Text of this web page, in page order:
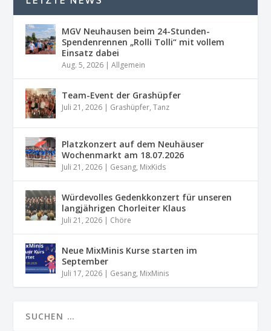
MGV Neuhausen beim 24-Stunden-
Spendenrennen „Rolli Tolli“ mit vollem
Einsatz dabei
Aug. 5, 2026 |Allgemein
Team-Event der Grashüpfer
Juli 21, 2026 | Grashüpfer,Tanz
Platzkonzert auf dem Neuhäuser
Wochenmarkt am 18.07.2026
Juli 21, 2026 | Gesang, MixKids
Würdevolles Gedenkkonzert für unseren
langjährigen Chorleiter Klaus
Juli 21, 2026 | Chöre
Neue MixMinis Kurse starten im
September
Juli 17, 2026 | Gesang, MixMinis